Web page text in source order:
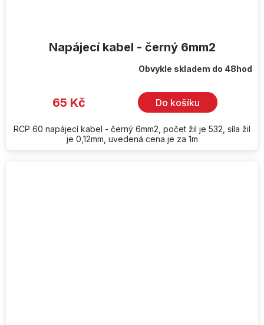
Napájecí kabel - černý 6mm2
Obvykle skladem do 48hod
65 Kč Do košíku
RCP 60 napájecí kabel - černý 6mm2, počet žil je 532, síla žil
je 0,12mm, uvedená cena je za 1m